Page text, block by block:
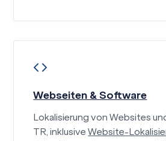
Webseiten & Software
Lokalisierung von Websites
TR, inklusiveWebsite-